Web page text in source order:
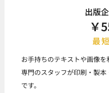
出版
￥
最
お手持ちのテキストや画像を
専門のスタッフが印刷・製
です。